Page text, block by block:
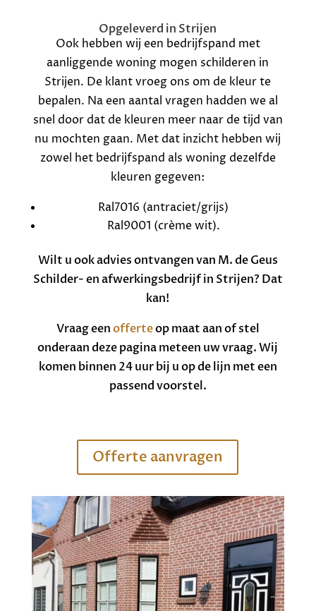
Opgeleverd in Strijen
Ook hebben wij een bedrijfspand met
aanliggende woning mogen schilderen in
Strijen. De klant vroeg ons om de kleur te
bepalen. Na een aantal vragen hadden we al
snel door dat de kleuren meer naar de tijd van
nu mochten gaan. Met dat inzicht hebben wij
zowel het bedrijfspand als woning dezelfde
kleuren gegeven:
Ral7016 (antraciet/grijs)
Ral9001 (crème wit).
Wilt u ook advies ontvangen van M. de Geus
Schilder- en afwerkingsbedrijf in Strijen? Dat
kan!
Vraag eenofferteop maat aan of stel
onderaan deze pagina meteen uw vraag. Wij
komen binnen 24 uur bij u op de lijn met een
passend voorstel.
Offerte aanvragen